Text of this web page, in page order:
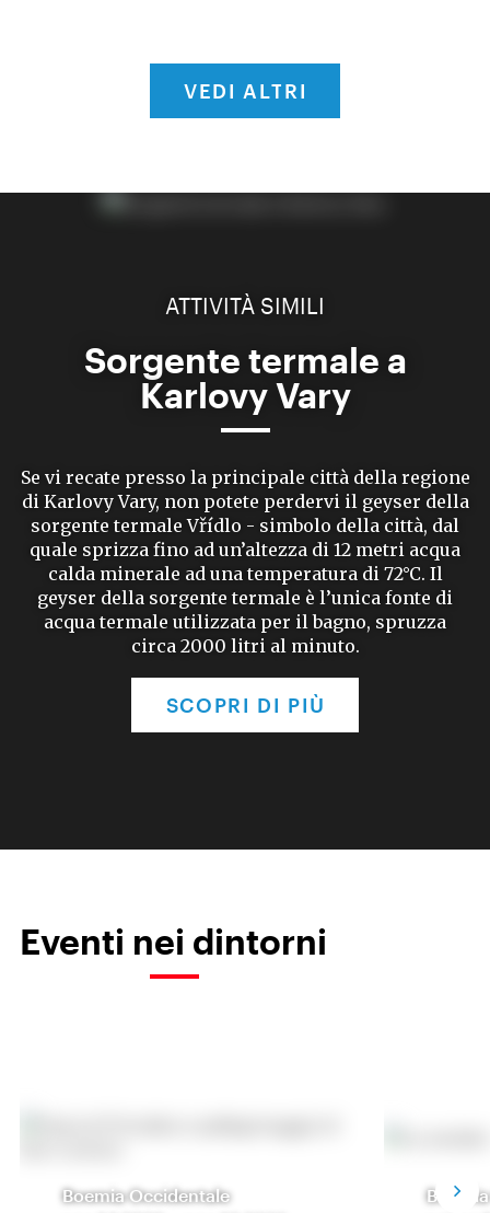
VEDI ALTRI
ATTIVITÀ SIMILI
Sorgente termale a
Karlovy Vary
Se vi recate presso la principale città della regione
di Karlovy Vary, non potete perdervi il geyser della
sorgente termale Vřídlo - simbolo della città, dal
quale sprizza fino ad un’altezza di 12 metri acqua
calda minerale ad una temperatura di 72°C. Il
geyser della sorgente termale è l’unica fonte di
acqua termale utilizzata per il bagno, spruzza
circa 2000 litri al minuto.
SCOPRI DI PIÙ
Eventi nei dintorni
Boemia Occidentale